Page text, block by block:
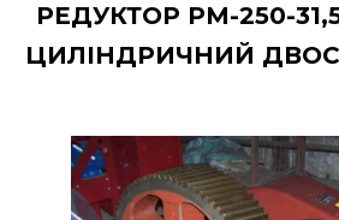
РЕДУКТОР РМ-250-
ЦИЛІНДРИЧНИЙ